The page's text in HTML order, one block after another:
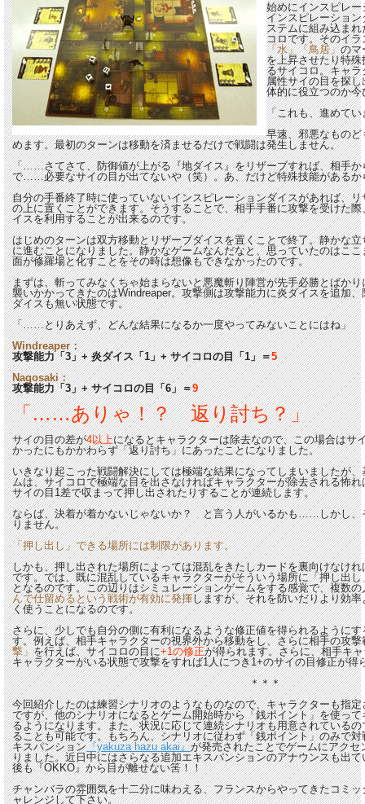
始めにインスピレ
インスピレーショ
ステムに組み込ま
コロです。そのイラ
「水」「鳥居」のマ
を上昇させたり特
るサイコロ。キャ
属性サイの目を探
体的に役立つのか
「これも、進めて
早速、邪悪なもの
めます。最初のターンは移動を済ませるだけで戦闘は発生しません。
「……さてさて、防御値が上がる『地ダイス』をリザーブすれば、相手か
で……必要なサイの目が出てないや（笑）。あ、だけど特殊技能がある
自分の手番終了時に使っていないインスピレーションダイスがあれば、
の上に置くことができます。そうすることで、相手手番に攻撃を受けた
イスを利用することが出来るのです。
はじめのターンは双方移動とリザーブダイスを置くことで終了。静かな
に進むことになりました。静かなゲームなんだなと、思っていたのはこ
面が修羅場と化すことをその時は想像もできなかったのです。
まずは、斬ってみなくちゃ始まらないと悪魔斬り陣営が先手必勝とばか
襲いかかってきたのはWindreaper。攻撃側は攻撃能力に炎ダイスを追加
ダイスも無い状態です。
「……とりあえず、どんな結果になるか一度やってみないことにはね」
Windreaper：
攻撃能力「3」+ 炎ダイス「1」+ サイコロの目「1」＝5
Nagosaki：
攻撃能力「3」+ サイコロの目「6」＝9
「……ありゃ！？ 返り討ち？」
サイの目の差が4以上になるとキャラクターは除去なので、この場合はサ
かったにもかかわらず「返り討ち」にあったことになりました。
いきなり起こった戦闘解決にしては極端な結果になってしまいましたが
ムは、サイコロで極端な目を出さなければキャラクターが除去される怖
サイの目1差で収まって押し出されたりすることが連続します。
ならば、決着が着かないじゃないか？ と言う人がいるかも……しかし、
りません。
「押し出し」できる場所には制限があります。
しかも、押し出された場所によっては混乱をきたしカードを裏向けなけ
です。では、既に混乱しているキャラクターがそういう場所に「押し出
となるのです。この辺りはシミュレーションゲームをする感覚で、複数の
んで仕留めるという戦術が有効に発揮しますが、それを防いだりより効
く使うことになるのです。
さらに、少しでも自分の側に有利になるような修正値を得られるように
す。例えば、相手キャラクターの視界外から移動をし、さらに相手の攻
撃」を行えば、サイコロの目に+1の修正が得られます。さらに、相手キ
キャラクターがいる状態で攻撃をすれば1人につき1+のサイの目修正が得
＊＊＊
今回紹介したのは練習シナリオのようなものなので、キャラクターも指
ですが、他のシナリオになるとゲーム開始時から「銭ポイント」を使っ
るようになります。また、状況に応じて連続シナリオも用意されている
ることも可能です。もちろん、シナリオに従わず「銭ポイント」のみで
キスパンション『yakuza hazu akai』が発売されたことでゲームにアク
りました。近日中にはさらなる追加エキスパンションのアナウンスも出
後も『OKKO』から目が離せない筈！！
チャンバラの雰囲気を十二分に味わえる、フランスからやってきたコミ
ャレンジして下さい。